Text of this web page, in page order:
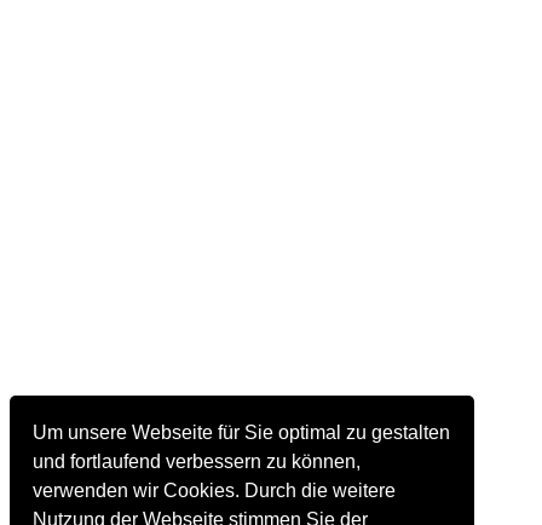
Um unsere Webseite für Sie optimal zu gestalten
und fortlaufend verbessern zu können,
verwenden wir Cookies. Durch die weitere
Nutzung der Webseite stimmen Sie der